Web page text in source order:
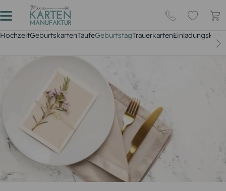
HochzeitGeburtskartenTaufeGeburtstagTrauerkarten